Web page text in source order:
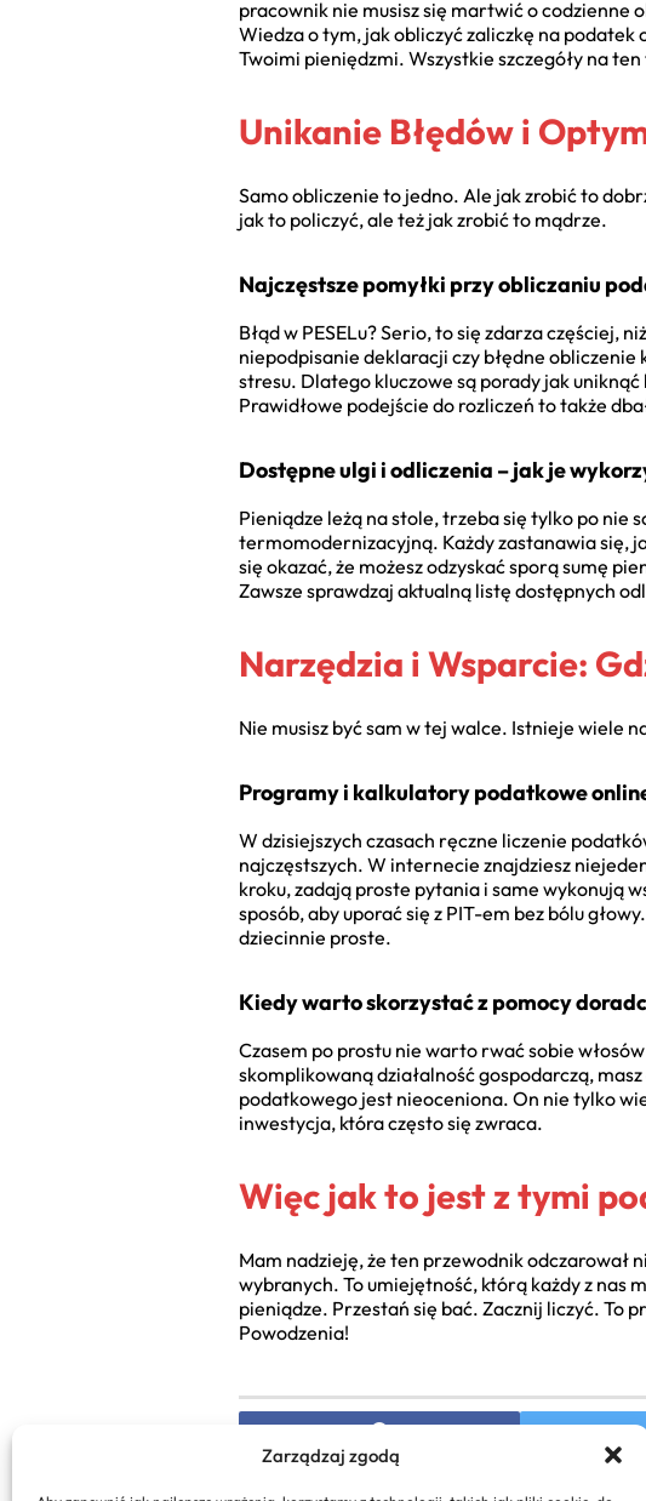
Zarządzaj zgodą
pracownik nie musisz się martwić o codzienne
Wiedza o tym, jak obliczyć zaliczkę na
Twoimi pieniędzmi. Wszystkie szczegóły na
Unikanie Błędów i
Samo obliczenie to jedno. Ale jak zrobić to
jak to policzyć, ale też jak zrobić to mądrze.
Najczęstsze pomyłki przy obliczaniu
Błąd w PESELu? Serio, to się zdarza częściej,
niepodpisanie deklaracji czy błędne
stresu. Dlatego kluczowe są porady jak
Prawidłowe podejście do rozliczeń to także
Dostępne ulgi i odliczenia – jak je
Pieniądze leżą na stole, trzeba się tylko po nie
termomodernizacyjną. Każdy zastanawia się,
się okazać, że możesz odzyskać sporą sumę
Zawsze sprawdzaj aktualną listę dostępnych
Narzędzia i Wsparcie:
Nie musisz być sam w tej walce. Istnieje wiele
Programy i kalkulatory podatkowe
W dzisiejszych czasach ręczne liczenie
najczęstszych. W internecie znajdziesz
kroku, zadają proste pytania i same wykonują
sposób, aby uporać się z PIT-em bez bólu
dziecinnie proste.
Kiedy warto skorzystać z pomocy
Czasem po prostu nie warto rwać sobie
skomplikowaną działalność gospodarczą,
podatkowego jest nieoceniona. On nie tylko
inwestycja, która często się zwraca.
Więc jak to jest z tymi
Mam nadzieję, że ten przewodnik
wybranych. To umiejętność, którą każdy z nas
pieniądze. Przestań się bać. Zacznij liczyć. To
Powodzenia!